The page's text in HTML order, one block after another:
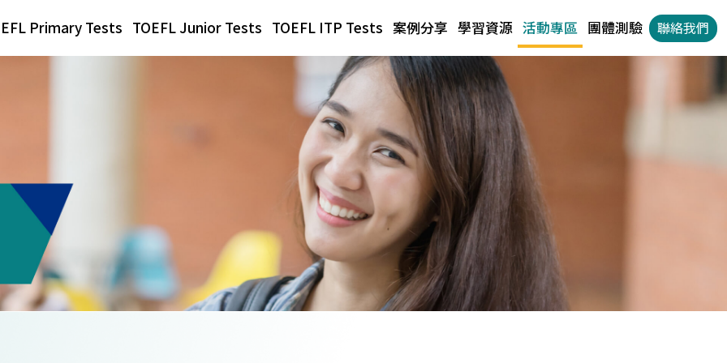
Primary Tests TOEFL Junior Tests TOEFL ITP Tests 案例分享 學習資源 活動專區 團體測驗 聯絡我們